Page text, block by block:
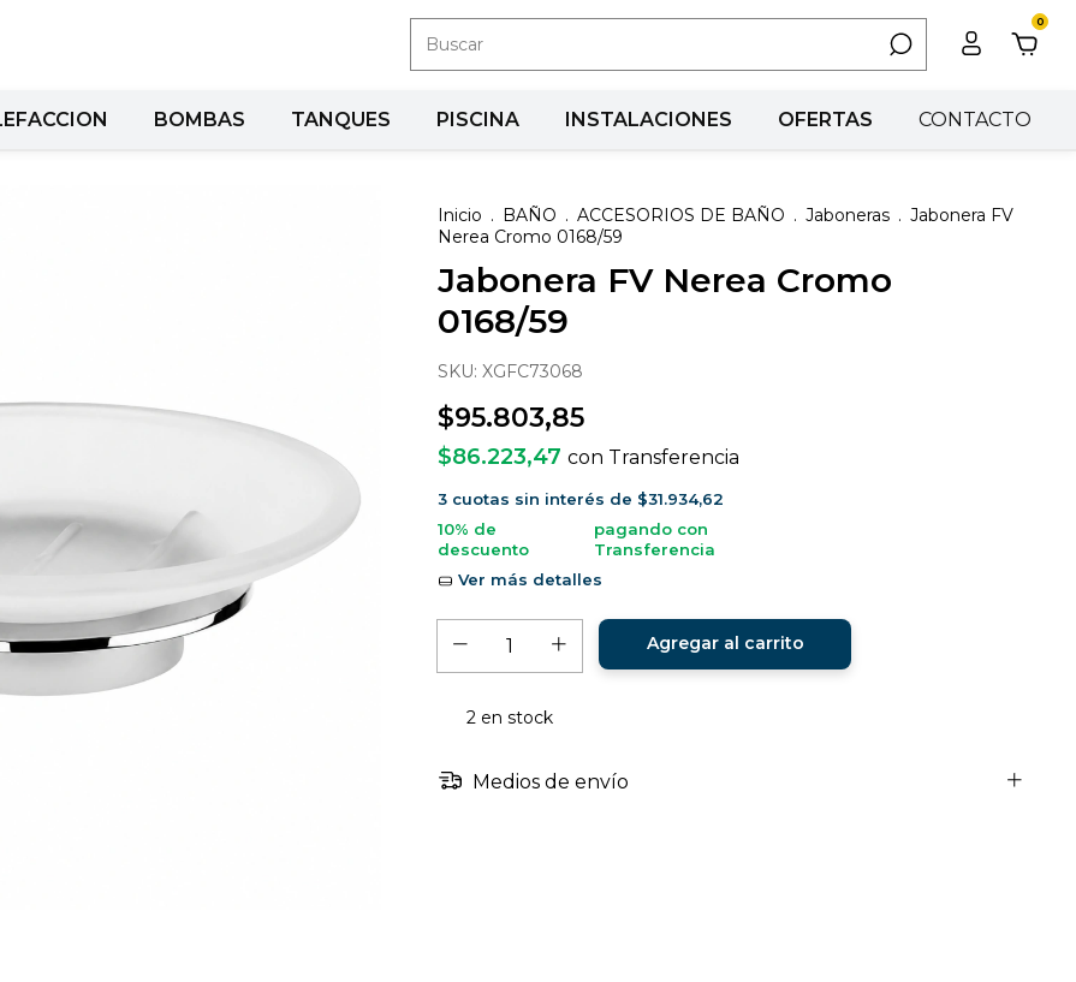
0
BOMBAS TANQUES PISCINA INSTALACIONES OFERTAS CONTACTO
Inicio . BAÑO . ACCESORIOS DE BAÑO . Jaboneras . Jabonera FV
Nerea Cromo 0168/59
Jabonera FV Nerea Cromo
0168/59
SKU: XGFC73068
$95.803,85
$86.223,47 con Transferencia
3 cuotas sin interés de $31.934,62
10% de
descuento
pagando con
Transferencia
Ver más detalles
2 en stock
Medios de envío